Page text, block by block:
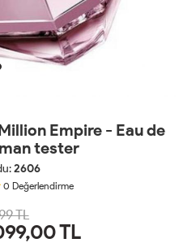
Empire - Eau de
tester
2606
0 Değerlendirme
TL
TL